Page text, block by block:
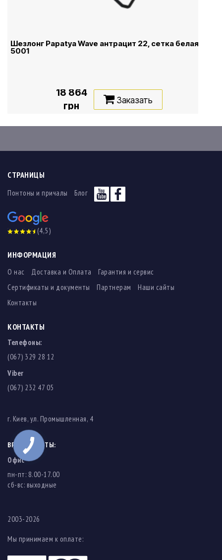
Шезлонг Papatya Wave антрацит 22, сетка белая
5001
18 864
грн
Заказать
СТРАНИЦЫ
Понтоны и причалы Блог
(4,5)
ИНФОРМАЦИЯ
О нас Доставка и Оплата
Гарантия и сервис
Сертификаты и документы
Партнерам
Наши сайты
Контакты
КОНТАКТЫ
Телефоны:
(067) 329 28 12
Viber
(067) 232 47 05
г. Киев, ул. Промышленная, 4
ВРЕМЯ РАБОТЫ:
Офис
пн-пт: 8.00-17.00
cб-вс: выходные
2003-2026
Мы принимаем к оплате: